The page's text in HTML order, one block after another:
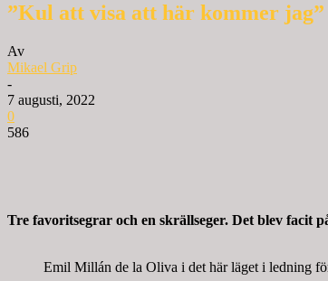
”Kul att visa att här kommer
Av
Mikael Grip
-
7 augusti, 2022
0
586
Tre favoritsegrar och en skrällseger. Det blev facit
Emil Millán de la Oliva i det här läget i ledning